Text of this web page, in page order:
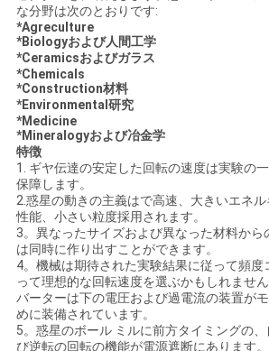
を
要
求
し
な
さ
い
地
な分野は次のとおりです:
*Agreculture
*Biologyおよび人間工学
*Ceramicsおよびガラス
*Chemicals
*Construction材料
*Environmental研究
*Medicine
*Mineralogyおよび冶金学
特徴
1. ギヤ伝達の安定した回転の速度は実験の
保障します。
2.惑星の動きの主義はで高速、大きいエネ
性能、小さい粒度採用されます。
3。異なったサイズおよび異なった材料から
は同時に作り出すことができます。
4。機械は期待された実験結果に従って頻度
って理想的な回転速度を選ぶかもしれませ
バーターは下の電圧および過電流の装置が
めに装備されています。
5。惑星のボール ミルに前方タイミングの
び逆転の回転の機能が電源遮断にあります